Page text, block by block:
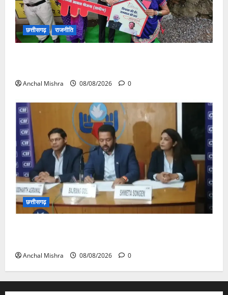
छत्तीसगढ़ राजनीति
Anchal Mishra 08/08/2026 0
छत्तीसगढ़
Anchal Mishra 08/08/2026 0